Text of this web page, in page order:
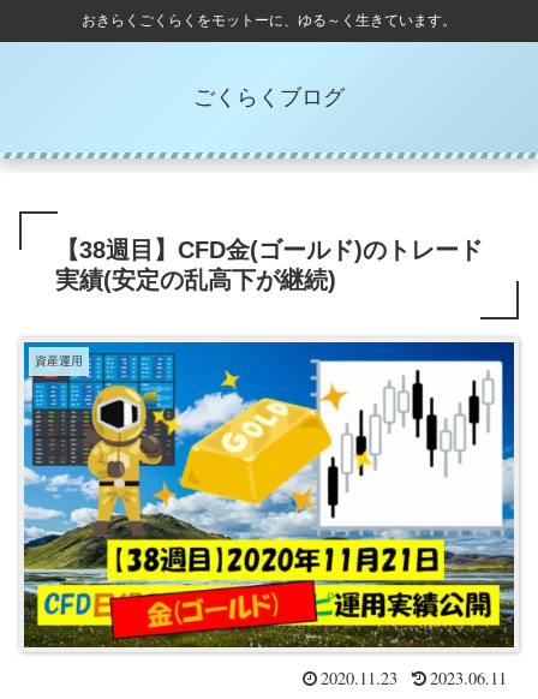
おきらくごくらくをモットーに、ゆる～く生きています。
ごくらくブログ
【38週目】CFD金(ゴールド)のトレード
実績(安定の乱高下が継続)
資産運用
2020.11.23 2023.06.11